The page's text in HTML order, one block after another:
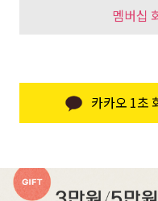
멤버십
카카오 1초